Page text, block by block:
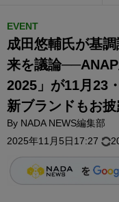
EVENT
成田悠輔氏が基
来を議論
2025」が11月23
新ブランドもお披
By NADA NEWS編集部
2025年11月5日17:27